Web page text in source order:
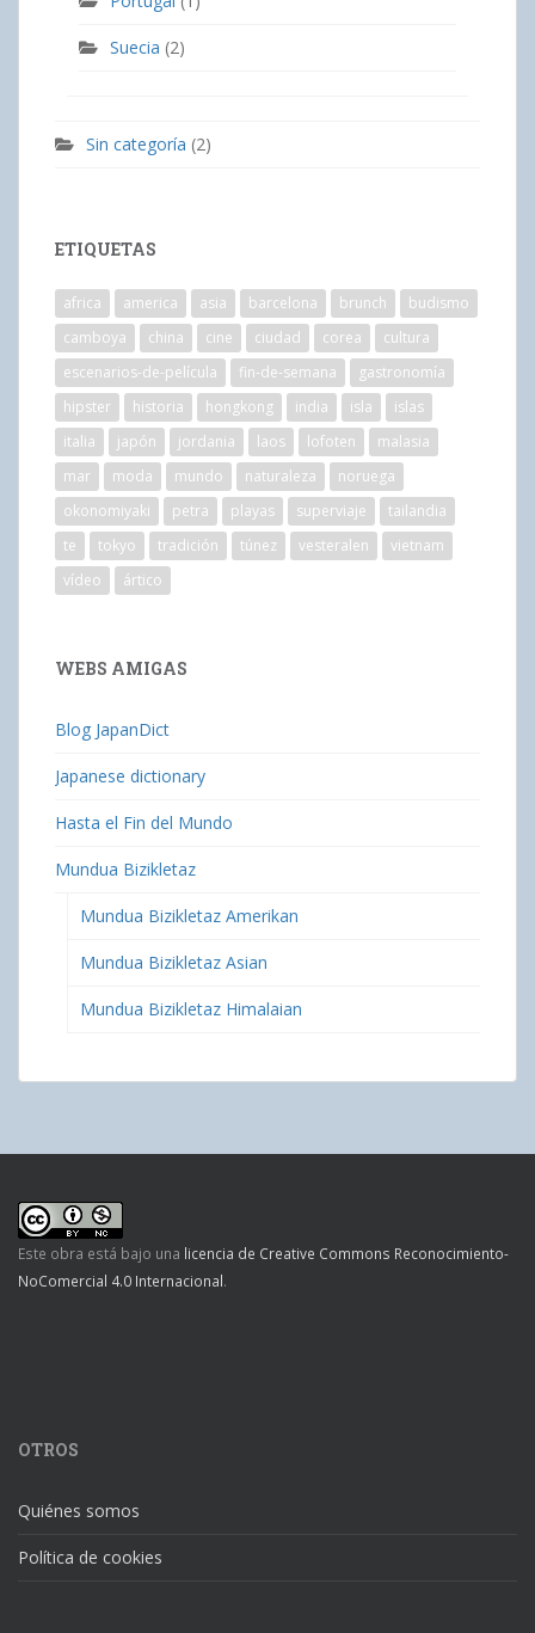
Suecia (2)
Sin categoría (2)
ETIQUETAS
africa america asia barcelona brunch
budismo
camboya
china cine ciudad corea
cultura
escenarios-de-película
fin-de-semana
gastronomía
hipster
historia hongkong india isla
islas
italia
japón jordania laos lofoten
malasia
mar
moda mundo naturaleza
noruega
okonomiyaki
petra playas superviaje
tailandia
te
tokyo tradición túnez vesteralen
vietnam
vídeo
ártico
WEBS AMIGAS
Blog JapanDict
Japanese dictionary
Hasta el Fin del Mundo
Mundua Bizikletaz
Mundua Bizikletaz Amerikan
Mundua Bizikletaz Asian
Mundua Bizikletaz Himalaian
Este obra está bajo una licencia de Creative Commons Reconocimiento-
NoComercial 4.0 Internacional.
OTROS
Quiénes somos
Política de cookies